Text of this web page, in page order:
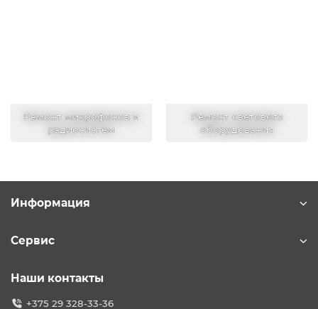
Ремонт микрофонов и
радиосистем
Ремонт светового
оборудования
Информация
Сервис
Наши контакты
+375 29 328-33-36